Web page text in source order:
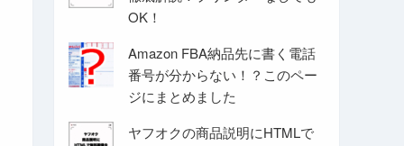
OK！
Amazon FBA納品先に書く電話
番号が分からない！？このペー
ジにまとめました
ヤフオクの商品説明にHTMLで